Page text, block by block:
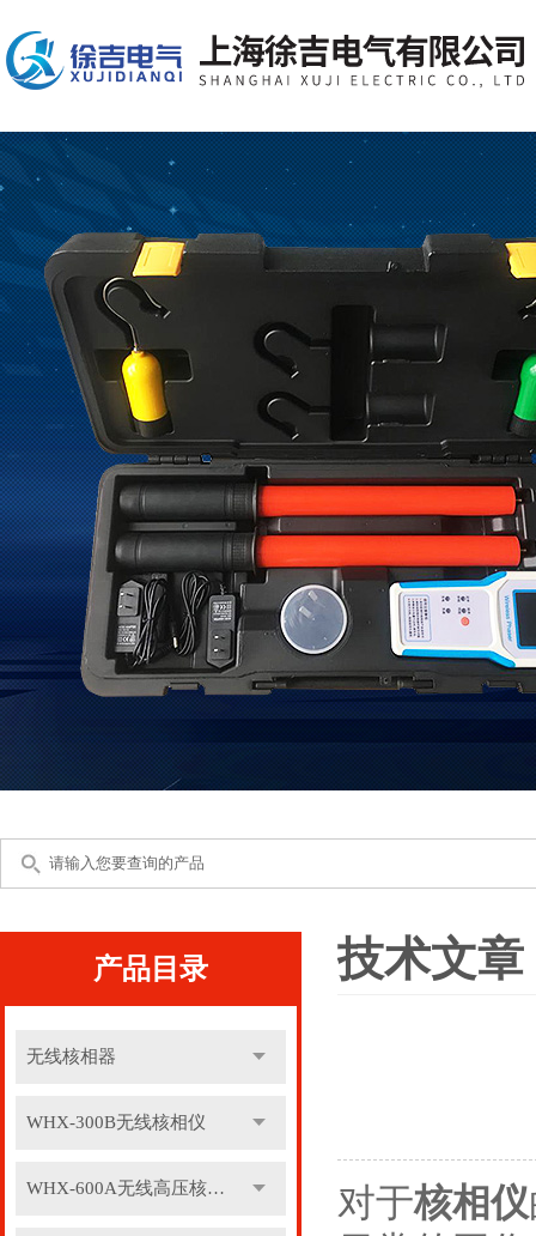
产品目录
无线核相器
WHX-300B无线核相仪
WHX-600A无线高压核相仪
技术文章
对于核相仪